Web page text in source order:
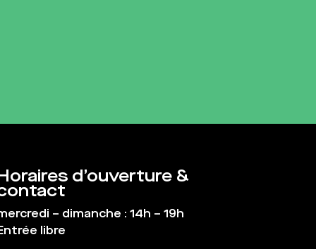
d’ouverture &
– dimanche : 14h – 19h
libre